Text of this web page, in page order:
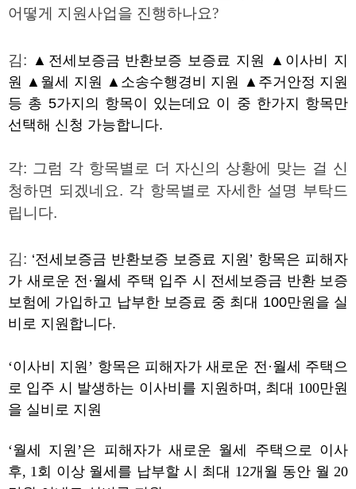
어떻게 지원사업을 진행하나요?
김: ▲ 전세보증금 반환보증 보증료 지원 ▲ 이사비 지
원 ▲ 월세 지원 ▲ 소송수행경비 지원 ▲ 주거안정 지원
등 총 5가지의 항목이 있는데요 이 중 한가지 항목만
선택해 신청 가능합니다.
각: 그럼 각 항목별로 더 자신의 상황에 맞는 걸 신
청하면 되겠네요. 각 항목별로 자세한 설명 부탁드
립니다.
김: ‘전세보증금 반환보증 보증료 지원’ 항목은 피해자
가 새로운 전·월세 주택 입주 시 전세보증금 반환 보증
보험에 가입하고 납부한 보증료 중 최대 100만원을 실
비로 지원합니다.
‘이사비 지원’ 항목은 피해자가 새로운 전·월세 주택으
로 입주 시 발생하는 이사비를 지원하며 , 최대 100만원
을 실비로 지원
‘월세 지원’은 피해자가 새로운 월세 주택으로 이사
후, 1회 이상 월세를 납부할 시 최대 12개월 동안 월20